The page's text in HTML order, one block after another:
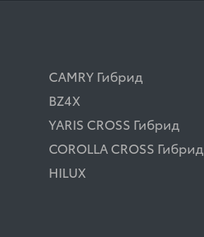
CAMRY Гибрид
BZ4X
YARIS CROSS Гибрид
COROLLA CROSS Гибрид
HILUX